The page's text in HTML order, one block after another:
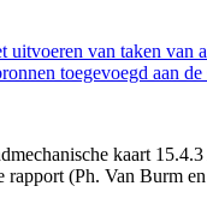
uitvoeren van taken van
toegevoegd aan
kaart
rapport (Ph. Van Burm